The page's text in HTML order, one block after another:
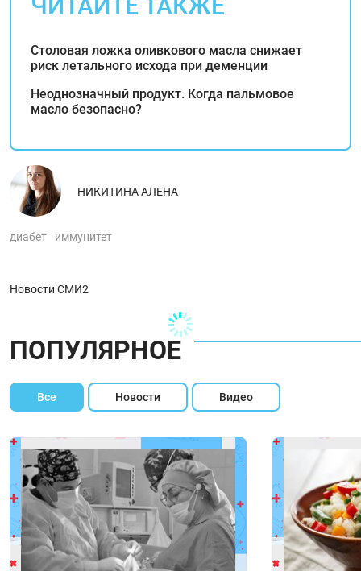
ЧИТАЙТЕ ТАКЖЕ
Столовая ложка оливкового масла снижает
риск летального исхода при деменции
Неоднозначный продукт. Когда пальмовое
масло безопасно?
НИКИТИНА АЛЕНА
диабет иммунитет
Новости СМИ2
ПОПУЛЯРНОЕ
Все Новости Видео